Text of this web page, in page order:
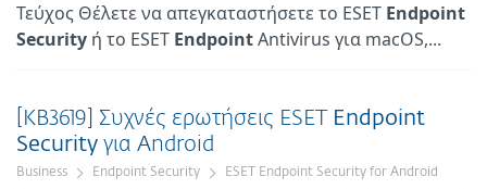
Τεύχος Θέλετε να απεγκαταστήσετε το ESET Endpoint
Security ή το ESET EndpointAntivirus για macOS,...
[KB3619] Συχνές ερωτήσεις ESET
Endpoint
Security για Android
Business Endpoint Security ESET Endpoint Security for Android